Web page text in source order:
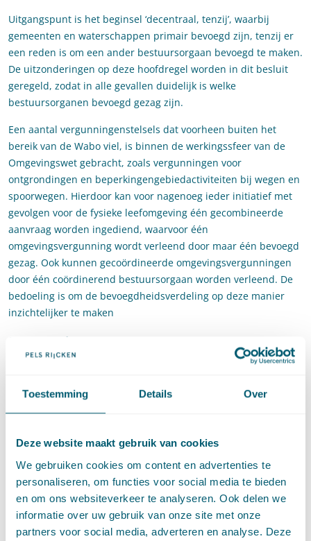
Toestemming Details Over
Deze website maakt gebruik van cookies
We gebruiken cookies om content en advertenties te
personaliseren, om functies voor social media te bieden
en om ons websiteverkeer te analyseren. Ook delen we
informatie over uw gebruik van onze site met onze
partners voor social media, adverteren en analyse. Deze
Uitgangspunt is het beginsel ‘decentraal, tenzij’, waarbij
gemeenten en waterschappen primair bevoegd zijn, tenzij er
een reden is om een ander bestuursorgaan bevoegd te maken.
De uitzonderingen op deze hoofdregel worden in dit besluit
geregeld, zodat in alle gevallen duidelijk is welke
bestuursorganen bevoegd gezag zijn.
Een aantal vergunningenstelsels dat voorheen buiten het
bereik van de Wabo viel, is binnen de werkingssfeer van de
Omgevingswet gebracht, zoals vergunningen voor
ontgrondingen en beperkingengebiedactiviteiten bij wegen en
spoorwegen. Hierdoor kan voor nagenoeg ieder initiatief met
gevolgen voor de fysieke leefomgeving één gecombineerde
aanvraag worden ingediend, waarvoor één
omgevingsvergunning wordt verleend door maar één bevoegd
gezag. Ook kunnen gecoördineerde omgevingsvergunningen
door één coördinerend bestuursorgaan worden verleend. De
bedoeling is om de bevoegdheidsverdeling op deze manier
inzichtelijker te maken
Procedures
opgenomen die aanvullen wat in de Omgevingswet en in de
milieueffectrapportage, de omgevingsvergunning en overige
Overige onderwerpen
Onder de overige onderwerpen vallen de bepalingen over
kostenverhaal, financiën en digitale voorzieningen. Dit besluit